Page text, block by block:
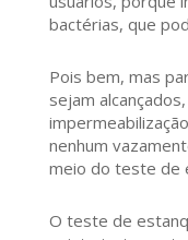
bactérias, que
Pois bem, mas
sejam
nenhum
meio do teste de
O teste de